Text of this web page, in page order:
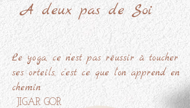
A deux pas de Soi
Le yoga, ce n'est pas réussir à toucher
ses orteils, c'est ce que l'on apprend en
chemin
JIGAR GOR